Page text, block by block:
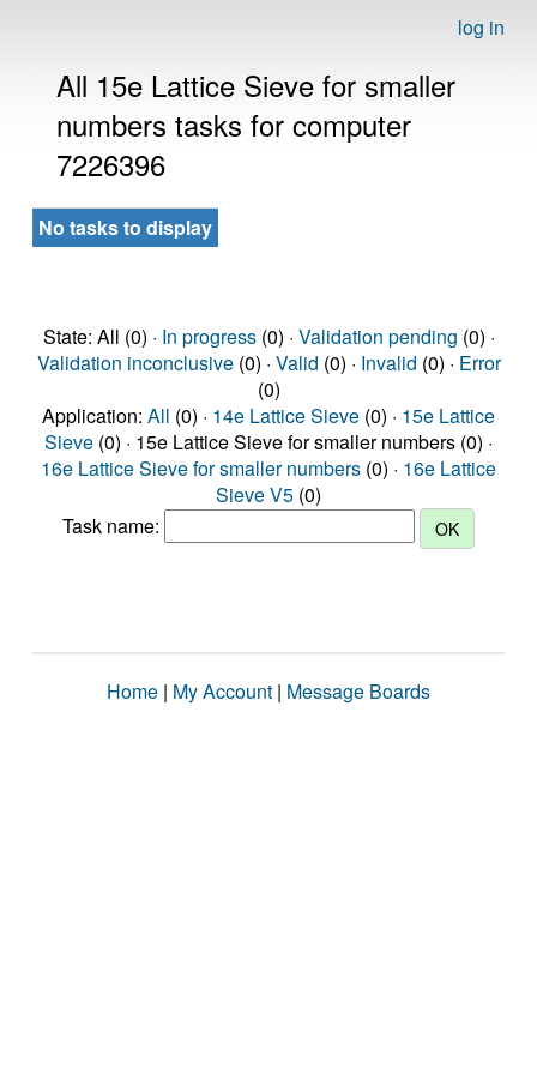
log in
All 15e Lattice Sieve for smaller
numbers tasks for computer
7226396
No tasks to display
State: All (0) · In progress(0) · Validation pending (0) ·
Validation inconclusive(0) · Valid (0) · Invalid (0) · Error
(0)
Application: All (0) · 14e Lattice Sieve (0) · 15e Lattice
Sieve (0) · 15e Lattice Sieve for smaller numbers (0) ·
16e Lattice Sieve for smaller numbers (0) · 16e Lattice
Sieve V5 (0)
Task name:
Home | My Account | Message Boards